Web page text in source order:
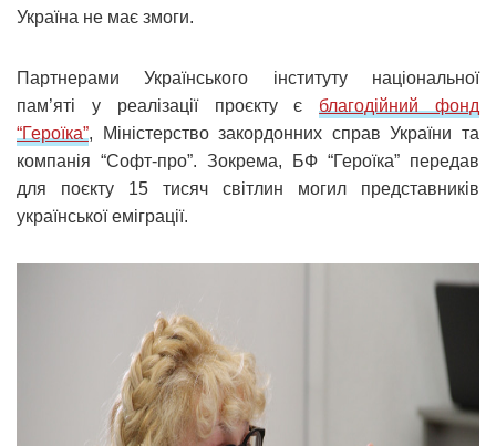
Україна не має змоги.
Партнерами Українського інституту національної
пам’яті у реалізації проєкту є благодійний фонд
“Героїка”, Міністерство закордонних справ України та
компанія “Софт-про”. Зокрема, БФ “Героїка” передав
для поєкту 15 тисяч світлин могил представників
української еміграції.